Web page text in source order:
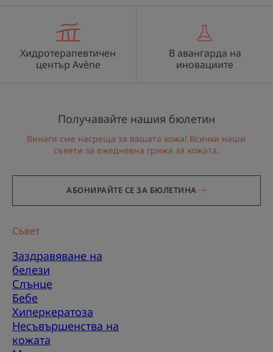
Хидротерапевтичен
център Avène
В авангарда на
иновациите
Получавайте нашия бюлетин
Винаги сме насреща за вашата кожа! Всички наши
съвети за ежедневна грижа за кожата.
АБОНИРАЙТЕ СЕ ЗА БЮЛЕТИНА
Съвет
Заздравяване на
белези
Слънце
Бебе
Хиперкератоза
Несъвършенства на
кожата